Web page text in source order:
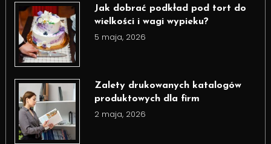
Jak dobrać podkład pod tort do
wielkości i wagi wypieku?
5 maja, 2026
Zalety drukowanych katalogów
produktowych dla firm
2 maja, 2026